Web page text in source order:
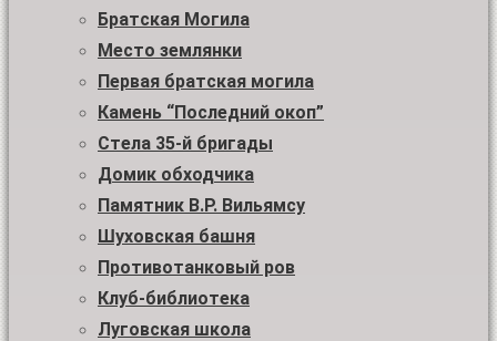
Братская Могила
Место землянки
Первая братская могила
Камень “Последний окоп”
Стела 35-й бригады
Домик обходчика
Памятник В.Р. Вильямсу
Шуховская башня
Противотанковый ров
Клуб-библиотека
Луговская школа